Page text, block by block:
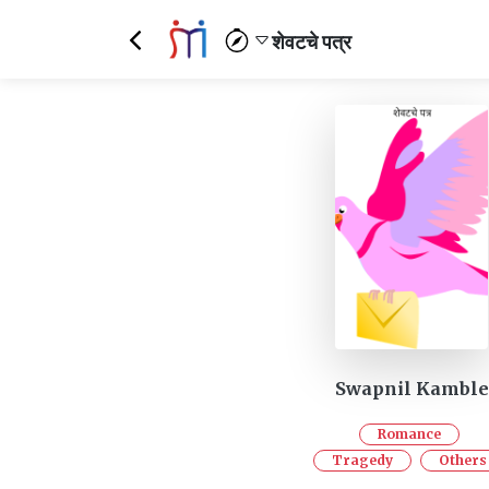
शेवटचे पत्र
Swapnil Kamble
Romance
Tragedy
Others